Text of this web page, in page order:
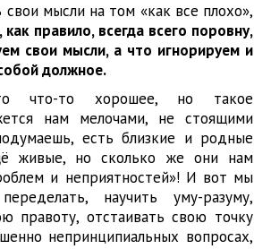
мысли на том «как все плохо»,
правило, всегда всего поровну,
свои мысли, а что игнорируем и
должное.
что-то хорошее, но такое
нам мелочами, не стоящими
есть близкие и родные
живые, но сколько же они нам
и неприятностей»! И вот мы
научить уму-разуму,
правоту, отстаивать свою точку
непринципиальных вопросах,